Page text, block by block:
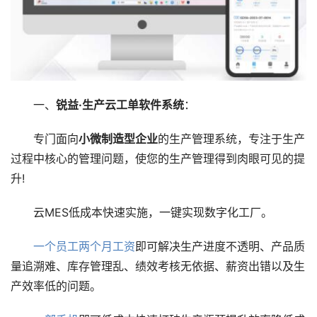
一、 锐益·生产云工单软件系统：
专门面向小微制造型企业的生产管理系统，专注于生产
过程中核心的管理问题，使您的生产管理得到肉眼可见的提
升!
云MES低成本快速实施，一键实现数字化工厂。
一个员工两个月工资即可解决生产进度不透明、产品质
量追溯难、库存管理乱、绩效考核无依据、薪资出错以及生
产效率低的问题。